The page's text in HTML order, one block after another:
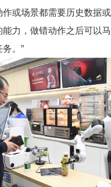
或场景都需要历史数据或
力，做错动作之后可以
。”